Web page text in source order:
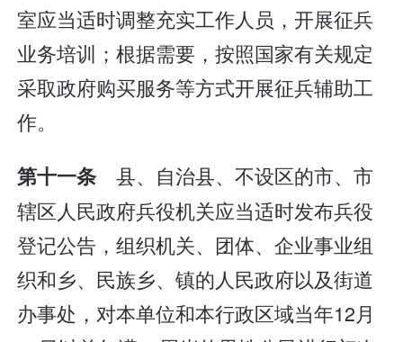
室应当适时调整充实工作人员，开展征兵
业务培训；根据需要，按照国家有关规定
采取政府购买服务等方式开展征兵辅助工
作。
第十一条 县、自治县、不设区的市、市
辖区人民政府兵役机关应当适时发布兵役
登记公告，组织机关、团体、企业事业组
织和乡、民族乡、镇的人民政府以及街道
办事处，对本单位和本行政区域当年12月